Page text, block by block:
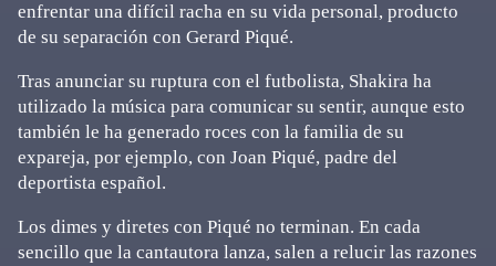
enfrentar una difícil racha en su vida personal, producto
de su separación con Gerard Piqué.
Tras anunciar su ruptura con el futbolista, Shakira ha
utilizado la música para comunicar su sentir, aunque esto
también le ha generado roces con la familia de su
expareja, por ejemplo, con Joan Piqué, padre del
deportista español.
Los dimes y diretes con Piqué no terminan. En cada
sencillo que la cantautora lanza, salen a relucir las razones